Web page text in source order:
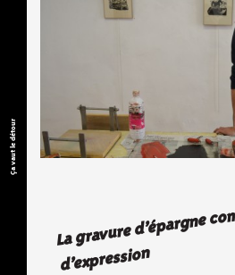
Ça vaut le détour
La gravure
d’expression